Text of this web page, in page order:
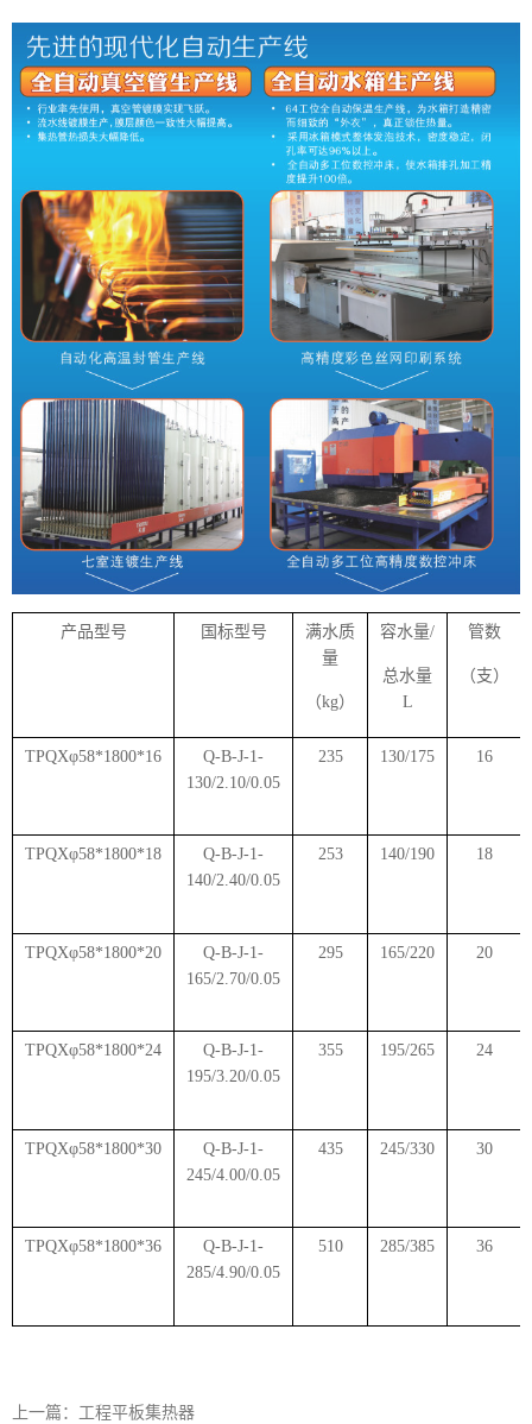
产品型号 国标型号
满水质
量
（kg）
容水量/
总水量
L
管数
（支）
TPQXφ58*1800*16
Q-B-J-1-
130/2.10/0.05
235 130/175 16
TPQXφ58*1800*18
Q-B-J-1-
140/2.40/0.05
253 140/190 18
TPQXφ58*1800*20
Q-B-J-1-
165/2.70/0.05
295 165/220 20
TPQXφ58*1800*24
Q-B-J-1-
195/3.20/0.05
355 195/265 24
TPQXφ58*1800*30
Q-B-J-1-
245/4.00/0.05
435 245/330 30
TPQXφ58*1800*36
Q-B-J-1-
285/4.90/0.05
510 285/385 36
上一篇：工程平板集热器